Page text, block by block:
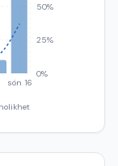
sön 16
0%
25%
50%